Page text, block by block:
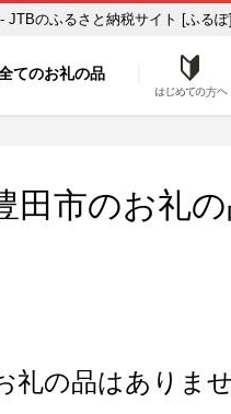
ンをＧＥＴ！ - JTBのふるさと納税サイト [ふるぽ]
てのお礼の品
田市のお礼
礼の品はありま